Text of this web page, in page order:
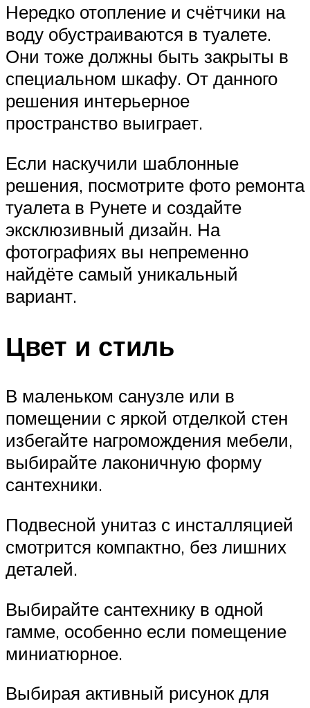
Нередко отопление и счётчики на
воду обустраиваются в туалете.
Они тоже должны быть закрыты в
специальном шкафу. От данного
решения интерьерное
пространство выиграет.
Если наскучили шаблонные
решения, посмотрите фото ремонта
туалета в Рунете и создайте
эксклюзивный дизайн. На
фотографиях вы непременно
найдёте самый уникальный
вариант.
Цвет и стиль
В маленьком санузле или в
помещении с яркой отделкой стен
избегайте нагромождения мебели,
выбирайте лаконичную форму
сантехники.
Подвесной унитаз с инсталляцией
смотрится компактно, без лишних
деталей.
Выбирайте сантехнику в одной
гамме, особенно если помещение
миниатюрное.
Выбирая активный рисунок для